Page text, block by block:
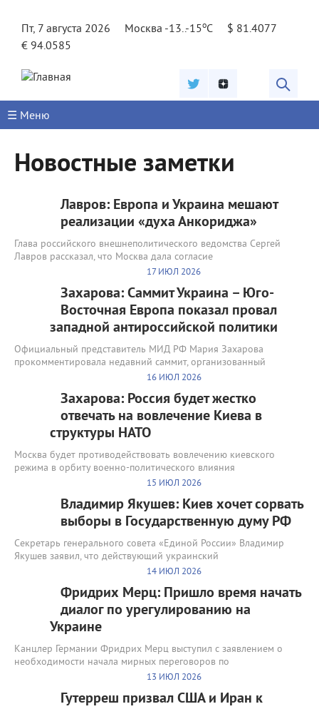
Пт, 7 августа 2026
Москва -13..-15oC
$ 81.4077
€ 94.0585
☰ Меню
Новостные заметки
Лавров: Европа и Украина мешают
реализации «духа Анкориджа»
Глава российского внешнеполитического ведомства Сергей
Лавров рассказал, что Москва дала согласие
17 ИЮЛ 2026
Захарова: Саммит Украина – Юго-
Восточная Европа показал провал
западной антироссийской политики
Официальный представитель МИД РФ Мария Захарова
прокомментировала недавний саммит, организованный
16 ИЮЛ 2026
Захарова: Россия будет жестко
отвечать на вовлечение Киева в
структуры НАТО
Москва будет противодействовать вовлечению киевского
режима в орбиту военно-политического влияния
15 ИЮЛ 2026
Владимир Якушев: Киев хочет сорвать
выборы в Государственную думу РФ
Секретарь генерального совета «Единой России» Владимир
Якушев заявил, что действующий украинский
14 ИЮЛ 2026
Фридрих Мерц: Пришло время начать
диалог по урегулированию на
Украине
Канцлер Германии Фридрих Мерц выступил с заявлением о
необходимости начала мирных переговоров по
13 ИЮЛ 2026
Гутерреш призвал США и Иран к